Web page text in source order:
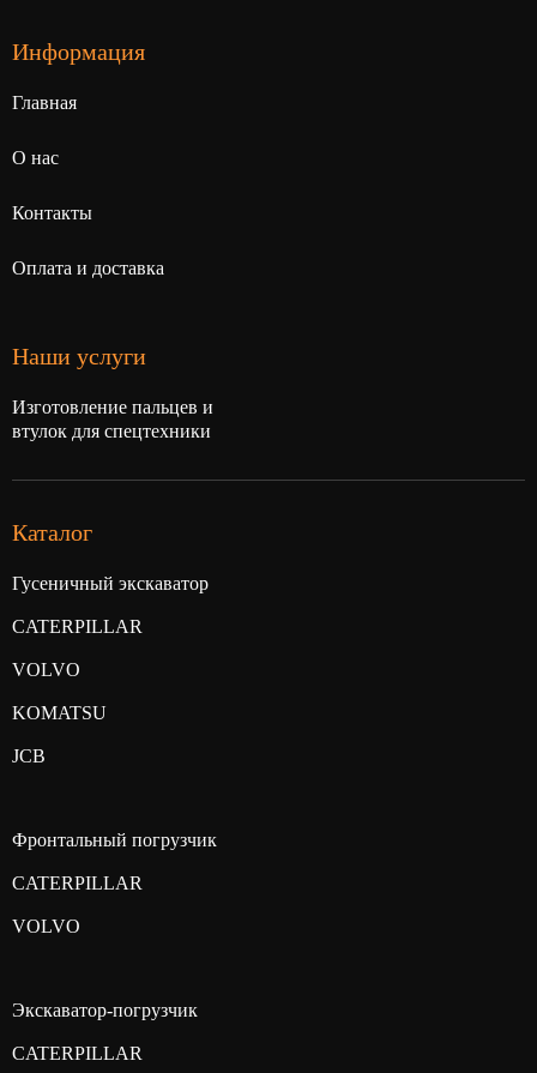
Наши услуги
Изготовление пальцев и
втулок для спецтехники
Информация
Главная
О нас
Контакты
Оплата и доставка
Каталог
Гусеничный экскаватор
CATERPILLAR
VOLVO
KOMATSU
JCB
Фронтальный погрузчик
CATERPILLAR
VOLVO
Экскаватор-погрузчик
CATERPILLAR